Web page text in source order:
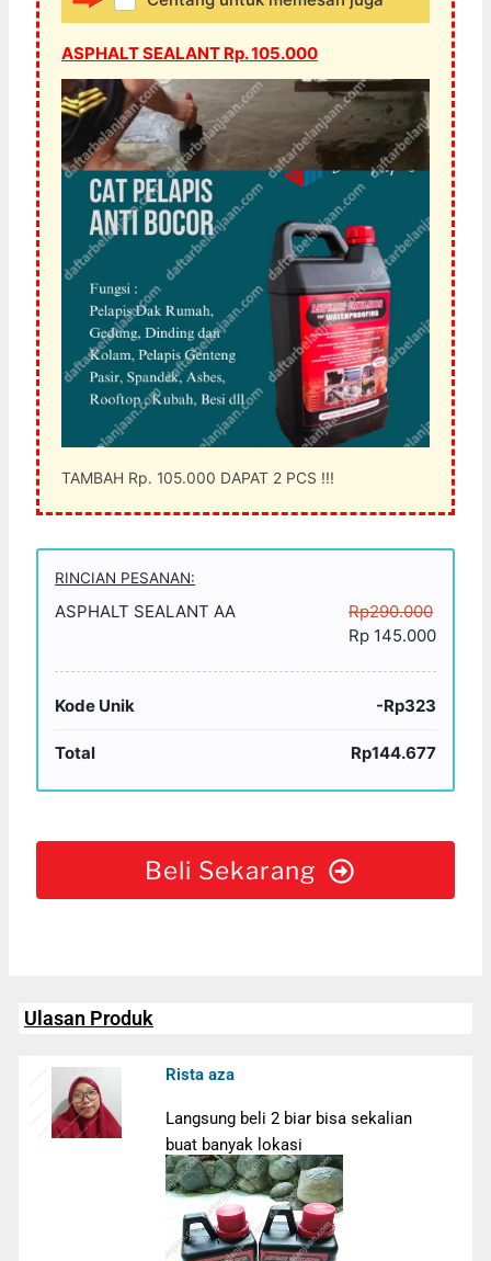
ASPHALT SEALANT Rp. 105.000
TAMBAH Rp. 105.000 DAPAT 2 PCS !!!
RINCIAN PESANAN:
ASPHALT SEALANT AA
Rp290.000
Rp 145.000
Kode Unik -Rp323
Total Rp144.677
Beli Sekarang
Ulasan Produk
Rista aza
Langsung beli 2 biar bisa sekalian
buat banyak lokasi